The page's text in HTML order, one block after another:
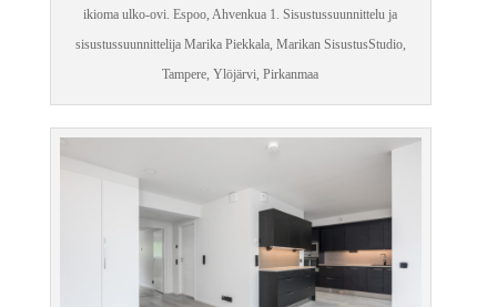
ikioma ulko-ovi. Espoo, Ahvenkua 1. Sisustussuunnittelu ja
sisustussuunnittelija Marika Piekkala, Marikan SisustusStudio,
Tampere, Ylöjärvi, Pirkanmaa